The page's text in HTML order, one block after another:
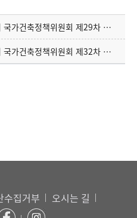
[연석회의] 제6기 국가건축정책위원회 제29차 합동연석회의(11.26.)
[연석회의] 제6기 국가건축정책위원회 제32차 합동연석회의(2.11.)
수집거부 오시는 길